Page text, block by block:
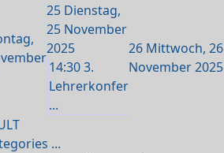
25 Dienstag,
25 November
2025
14:30 3.
Lehrerkonfer
...
26 Mittwoch, 26
November 2025
...